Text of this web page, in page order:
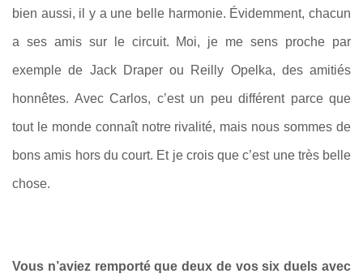
bien aussi, il y a une belle harmonie. Évidemment, chacun
a ses amis sur le circuit. Moi, je me sens proche par
exemple de Jack Draper ou Reilly Opelka, des amitiés
honnêtes. Avec Carlos, c’est un peu différent parce que
tout le monde connaît notre rivalité, mais nous sommes de
bons amis hors du court. Et je crois que c’est une très belle
chose.
Vous n’aviez remporté que deux de vos six duels avec